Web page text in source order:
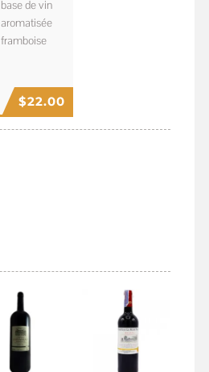
base de vin
aromatisée
framboise
$22.00